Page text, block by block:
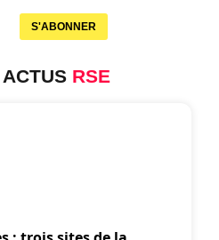
S'ABONNER
RSE